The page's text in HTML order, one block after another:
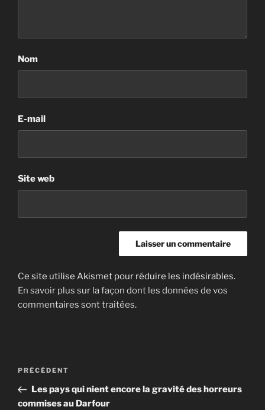
Nom
E-mail
Site web
Ce site utilise Akismet pour réduire les indésirables.
En savoir plus sur la façon dont les données de vos
commentaires sont traitées.
Navigation
l’article
Article
précédent
PRÉCÉDENT
Les pays qui nient encore la gravité des horreurs
commises au Darfour